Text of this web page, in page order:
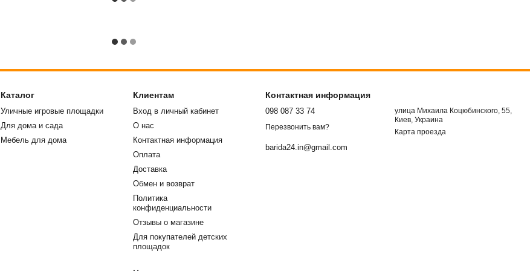
Каталог
Уличные игровые площадки
Для дома и сада
Мебель для дома
Клиентам
Вход в личный кабинет
О нас
Контактная информация
Оплата
Доставка
Обмен и возврат
Политика
конфиденциальности
Отзывы о магазине
Для покупателей детских
площадок
Контактная информация
098 087 33 74
Перезвонить вам?
barida24.in@gmail.com
улица Михаила Коцюбинского, 55,
Киев, Украина
Карта проезда